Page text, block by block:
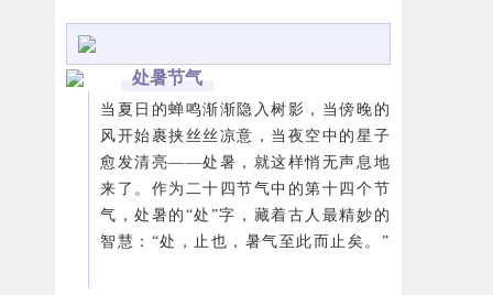
处暑节气
当夏日的蝉鸣渐渐隐入树影，当傍晚的
风开始裹挟丝丝凉意，当夜空中的星子
愈发清亮——处暑，就这样悄无声息地
来了。作为二十四节气中的第十四个节
气，处暑的“处”字，藏着古人最精妙的
智慧：“处，止也，暑气至此而止矣。”